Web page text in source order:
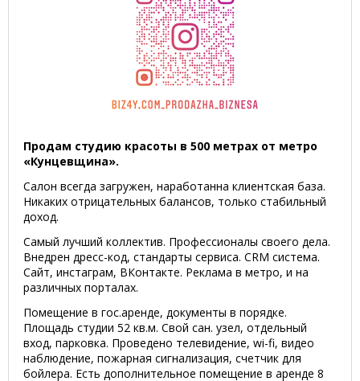
Продам студию красоты в 500 метрах от метро
«Кунцевщина».
Салон всегда загружен, наработанна клиентская база.
Никаких отрицательных балансов, только стабильный
доход.
Самый лучший коллектив. Профессионалы своего дела.
Внедрен дресс-код, стандарты сервиса. CRM система.
Сайт, инстаграм, ВКонтакте. Реклама в метро, и на
различных порталах.
Помещение в гос.аренде, документы в порядке.
Площадь студии 52 кв.м. Свой сан. узел, отдельный
вход, парковка. Проведено телевидение, wi-fi, видео
наблюдение, пожарная сигнализация, счетчик для
бойлера. Есть дополнительное помещение в аренде 8